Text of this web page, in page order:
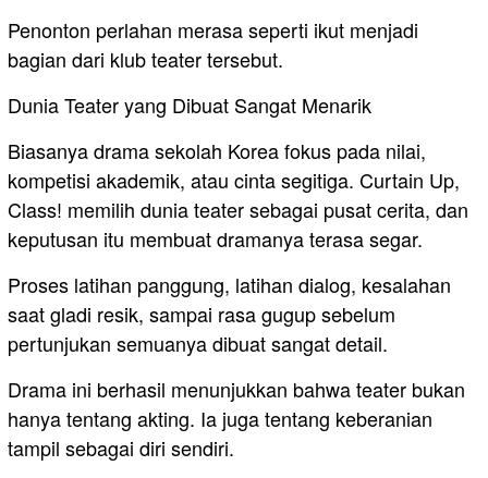
Penonton perlahan merasa seperti ikut menjadi
bagian dari klub teater tersebut.
Dunia Teater yang Dibuat Sangat Menarik
Biasanya drama sekolah Korea fokus pada nilai,
kompetisi akademik, atau cinta segitiga. Curtain Up,
Class! memilih dunia teater sebagai pusat cerita, dan
keputusan itu membuat dramanya terasa segar.
Proses latihan panggung, latihan dialog, kesalahan
saat gladi resik, sampai rasa gugup sebelum
pertunjukan semuanya dibuat sangat detail.
Drama ini berhasil menunjukkan bahwa teater bukan
hanya tentang akting. Ia juga tentang keberanian
tampil sebagai diri sendiri.